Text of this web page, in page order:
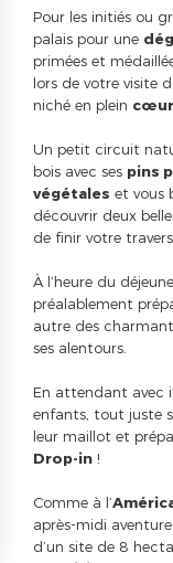
Pour les initiés ou
palais pour une
primées et
lors de votre visite
niché en plein cœur
Un petit circuit
bois avec ses pins
végétales et vous
découvrir deux
de finir votre
À l’heure du
préalablement
autre des
ses alentours.
En attendant avec
enfants, tout juste
leur maillot et
Drop-in !
Comme à l’
après-midi
d’un site de 8